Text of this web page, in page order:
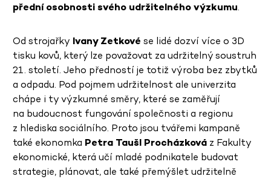
přední osobnosti svého udržitelného výzkumu.
Od strojařky Ivany Zetkové se lidé dozví více o 3D
tisku kovů, který lze považovat za udržitelný soustruh
21. století. Jeho předností je totiž výroba bez zbytků
a odpadu. Pod pojmem udržitelnost ale univerzita
chápe i ty výzkumné směry, které se zaměřují
na budoucnost fungování společnosti a regionu
z hlediska sociálního. Proto jsou tvářemi kampaně
také ekonomka Petra Taušl Procházková z Fakulty
ekonomické, která učí mladé podnikatele budovat
strategie, plánovat, ale také přemýšlet udržitelně